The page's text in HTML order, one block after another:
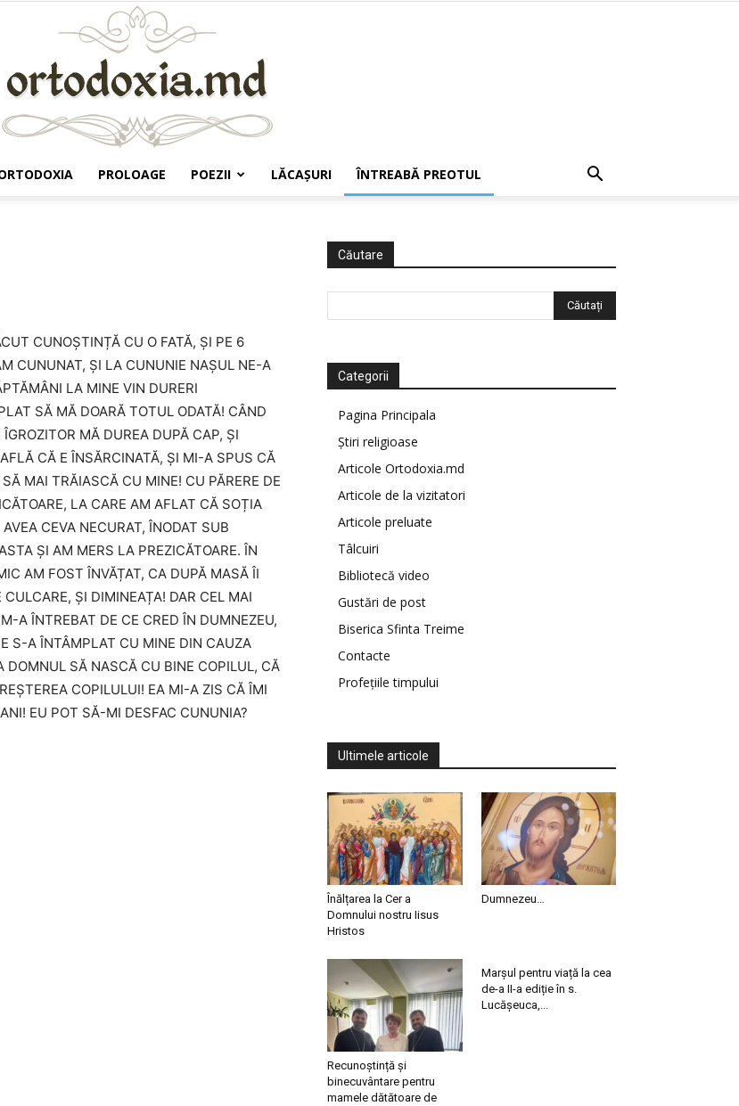
PROLOAGE POEZII LĂCAŞURI ÎNTREABĂ PREOTUL
CUNOȘTINȚĂ CU O FATĂ, ȘI PE 6
CUNUNAT, ȘI LA CUNUNIE NAȘUL NE-A
LA MINE VIN DURERI
SĂ MĂ DOARĂ TOTUL ODATĂ! CÂND
MĂ DUREA DUPĂ CAP, ȘI
CĂ E ÎNSĂRCINATĂ, ȘI MI-A SPUS CĂ
MAI TRĂIASCĂ CU MINE! CU PĂRERE DE
LA CARE AM AFLAT CĂ SOȚIA
CEVA NECURAT, ÎNODAT SUB
ȘI AM MERS LA PREZICĂTOARE. ÎN
AM FOST ÎNVĂȚAT, CA DUPĂ MASĂ ÎI
ȘI DIMINEAȚA! DAR CEL MAI
A ÎNTREBAT DE CE CRED ÎN DUMNEZEU,
S-A ÎNTÂMPLAT CU MINE DIN CAUZA
DOMNUL SĂ NASCĂ CU BINE COPILUL, CĂ
COPILULUI! EA MI-A ZIS CĂ ÎMI
EU POT SĂ-MI DESFAC CUNUNIA?
Căutare
Categorii
Pagina Principala
Știri religioase
Articole Ortodoxia.md
Articole de la vizitatori
Articole preluate
Tâlcuiri
Bibliotecă video
Gustări de post
Biserica Sfinta Treime
Contacte
Profețiile timpului
Ultimele articole
Înălțarea la Cer a
Domnului nostru Iisus
Hristos
Dumnezeu…
Recunoștință și
binecuvântare pentru
mamele dătătoare de
Marșul pentru viață la cea
de-a II-a ediție în s.
Lucășeuca,...